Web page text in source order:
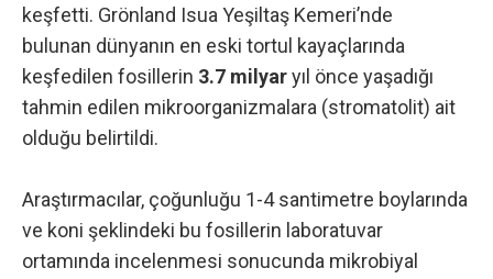
keşfetti. Grönland Isua Yeşiltaş Kemeri’nde
bulunan dünyanın en eski tortul kayaçlarında
keşfedilen fosillerin 3.7 milyaryıl önce yaşadığı
tahmin edilen mikroorganizmalara (stromatolit) ait
olduğu belirtildi.
Araştırmacılar, çoğunluğu 1-4 santimetre boylarında
ve koni şeklindeki bu fosillerin laboratuvar
ortamında incelenmesi sonucunda mikrobiyal